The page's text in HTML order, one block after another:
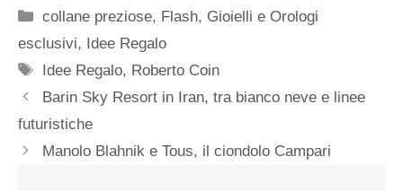
Categorie
collane preziose, Flash, Gioielli e Orologi
esclusivi, Idee Regalo
Tag
Idee Regalo, Roberto Coin
Barin Sky Resort in Iran, tra bianco neve e linee
futuristiche
Manolo Blahnik e Tous, il ciondolo Campari